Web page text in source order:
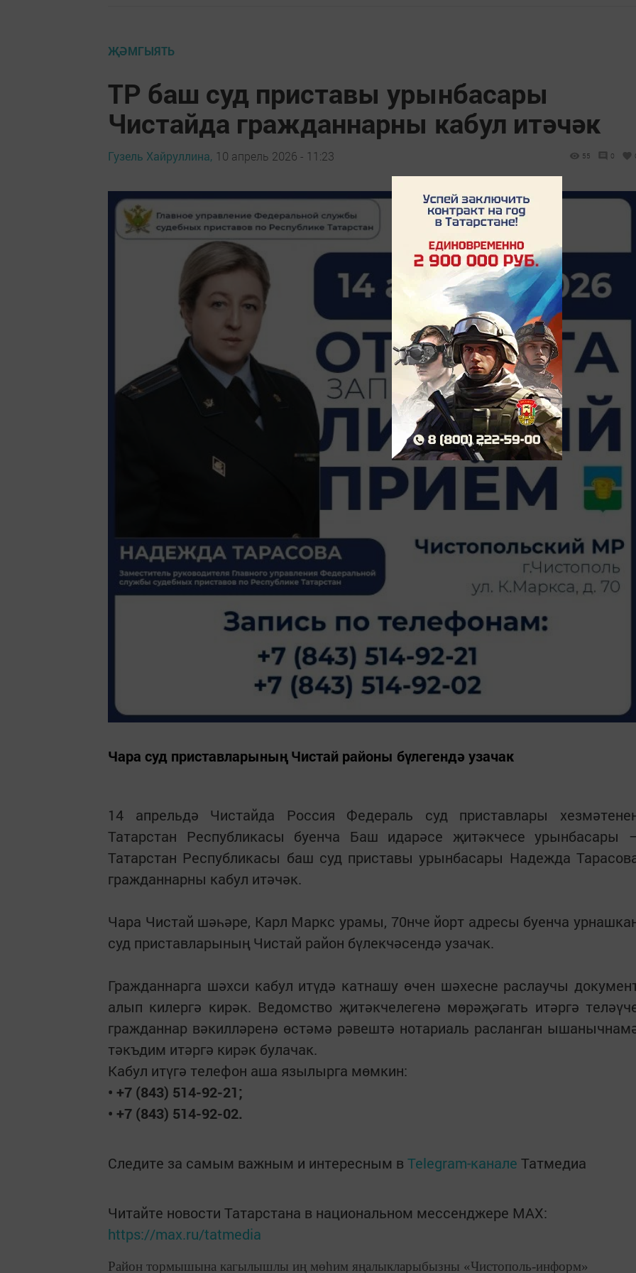
ҖӘМГЫЯТЬ
ТР баш суд приставы урынбасары
Чистайда гражданнарны кабул итәчәк
Гузель Хайруллина, 10 апрель 2026 - 11:23 55 0
Чара суд приставларының Чистай районы бүлегендә узачак
14 апрельдә Чистайда Россия Федераль суд приставлары
Татарстан Республикасы буенча Баш идарәсе җитәкчесе урынбасары
Татарстан Республикасы баш суд приставы урынбасары Надежда
гражданнарны кабул итәчәк.
Чара Чистай шәһәре, Карл Маркс урамы, 70нче йорт адресы буенча
суд приставларының Чистай район бүлекчәсендә узачак.
Гражданнарга шәхси кабул итүдә катнашу өчен шәхесне раслаучы
алып килергә кирәк. Ведомство җитәкчелегенә мөрәҗәгать итәргә
гражданнар вәкилләренә өстәмә рәвештә нотариаль расланган
тәкъдим итәргә кирәк булачак.
Кабул итүгә телефон аша язылырга мөмкин:
• +7 (843) 514-92-21;
• +7 (843) 514-92-02.
Следите за самым важным и интересным в Telegram-канале Татмедиа
Читайте новости Татарстана в национальном мессенджере MАХ:
https://max.ru/tatmedia
Район тормышына кагылышлы иң мөһим яңалыкларыбызны «Чистополь-информ»